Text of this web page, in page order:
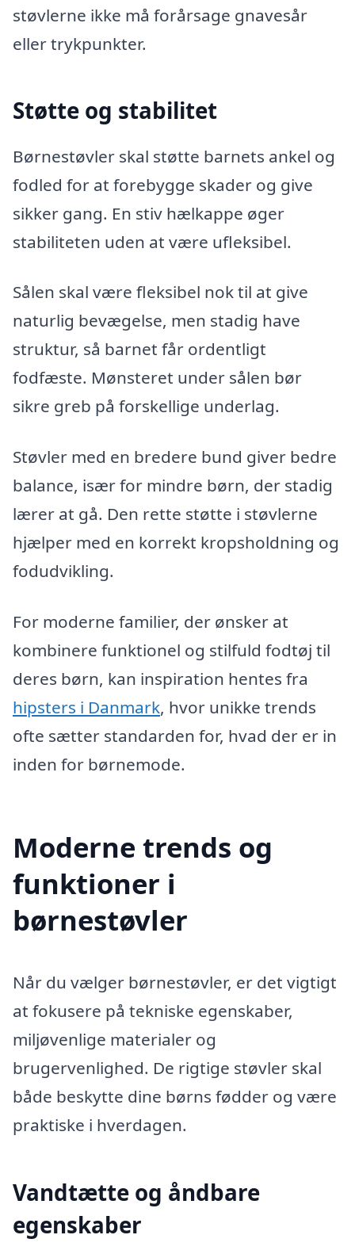
støvlerne ikke må forårsage gnavesår
eller trykpunkter.
Støtte og stabilitet
Børnestøvler skal støtte barnets ankel og
fodled for at forebygge skader og give
sikker gang. En stiv hælkappe øger
stabiliteten uden at være ufleksibel.
Sålen skal være fleksibel nok til at give
naturlig bevægelse, men stadig have
struktur, så barnet får ordentligt
fodfæste. Mønsteret under sålen bør
sikre greb på forskellige underlag.
Støvler med en bredere bund giver bedre
balance, især for mindre børn, der stadig
lærer at gå. Den rette støtte i støvlerne
hjælper med en korrekt kropsholdning og
fodudvikling.
For moderne familier, der ønsker at
kombinere funktionel og stilfuld fodtøj til
deres børn, kan inspiration hentes fra
hipsters i Danmark, hvor unikke trends
ofte sætter standarden for, hvad der er in
inden for børnemode.
Moderne trends og
funktioner i
børnestøvler
Når du vælger børnestøvler, er det vigtigt
at fokusere på tekniske egenskaber,
miljøvenlige materialer og
brugervenlighed. De rigtige støvler skal
både beskytte dine børns fødder og være
praktiske i hverdagen.
Vandtætte og åndbare
egenskaber